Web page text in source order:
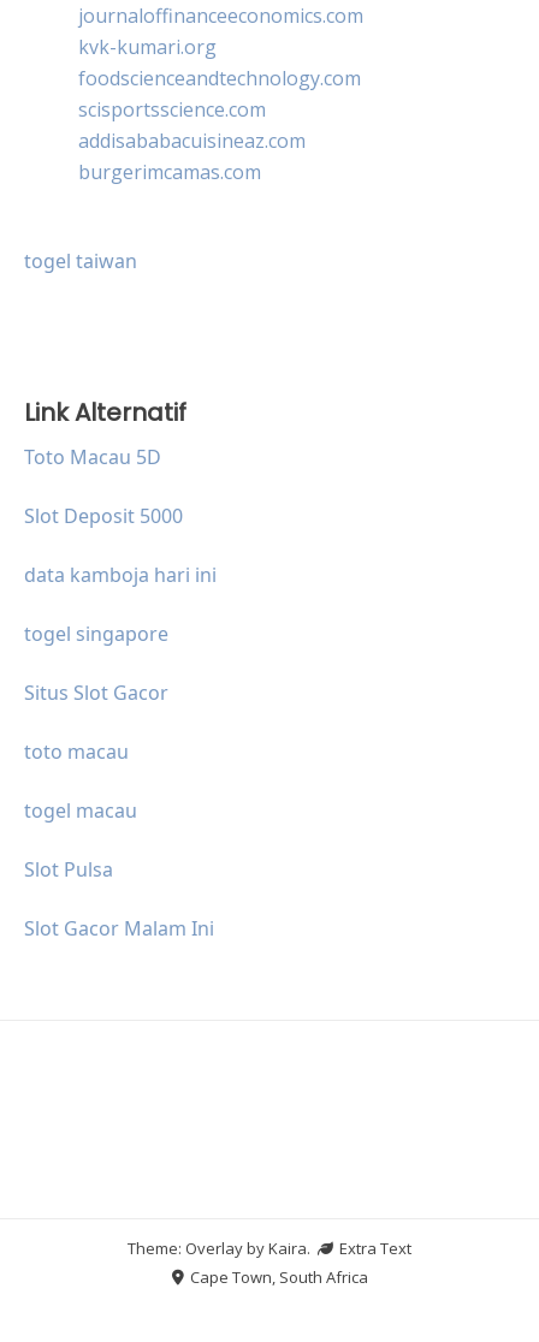
journaloffinanceeconomics.com
kvk-kumari.org
foodscienceandtechnology.com
scisportsscience.com
addisababacuisineaz.com
burgerimcamas.com
togel taiwan
Link Alternatif
Toto Macau 5D
Slot Deposit 5000
data kamboja hari ini
togel singapore
Situs Slot Gacor
toto macau
togel macau
Slot Pulsa
Slot Gacor Malam Ini
Theme: Overlay byKaira.
Extra Text
Cape Town, South Africa